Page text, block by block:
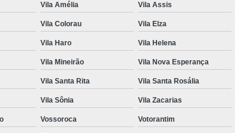
Vila Amélia Vila Assis
Vila Colorau Vila Elza
Vila Haro Vila Helena
Vila Mineirão Vila Nova Esperança
Vila Santa Rita Vila Santa Rosália
Vila Sônia Vila Zacarias
Vossoroca Votorantim